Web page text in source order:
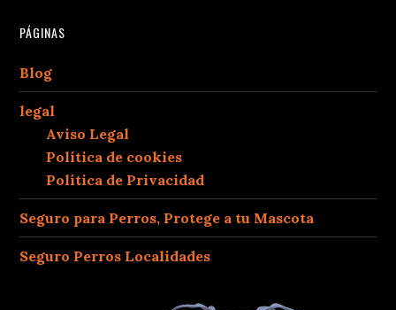
PÁGINAS
Blog
legal
Aviso Legal
Política de cookies
Política de Privacidad
Seguro para Perros, Protege a tu Mascota
Seguro Perros Localidades